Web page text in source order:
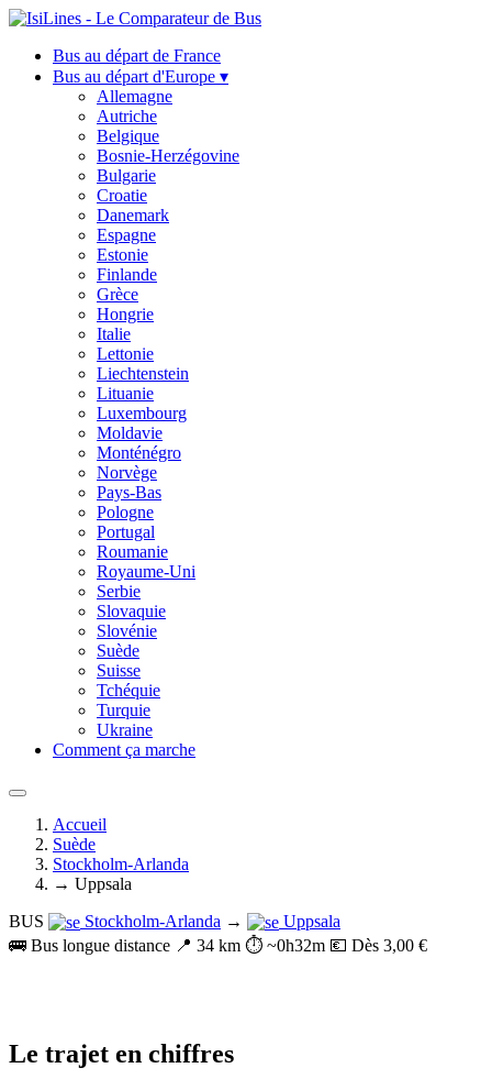
Bus au départ de France
Bus au départ d'Europe ▾
Allemagne
Autriche
Belgique
Bosnie-Herzégovine
Bulgarie
Croatie
Danemark
Espagne
Estonie
Finlande
Grèce
Hongrie
Italie
Lettonie
Liechtenstein
Lituanie
Luxembourg
Moldavie
Monténégro
Norvège
Pays-Bas
Pologne
Portugal
Roumanie
Royaume-Uni
Serbie
Slovaquie
Slovénie
Suède
Suisse
Tchéquie
Turquie
Ukraine
Comment ça marche
Accueil
Suède
Stockholm-Arlanda
→ Uppsala
BUS
Stockholm-Arlanda →
Uppsala
🚌 Bus longue distance 📍 34 km ⏱️ ~0h32m 💶 Dès 3,00 €
Le trajet en chiffres